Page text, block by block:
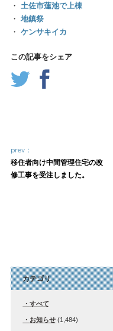
・
土佐市蓮池で上棟
・ 地鎮祭
・ ケンサキイカ
この記事をシェア
prev：
移住者向け中間管理住宅の改
修工事を受注しました。
カテゴリ
すべて
お知らせ(1,484)